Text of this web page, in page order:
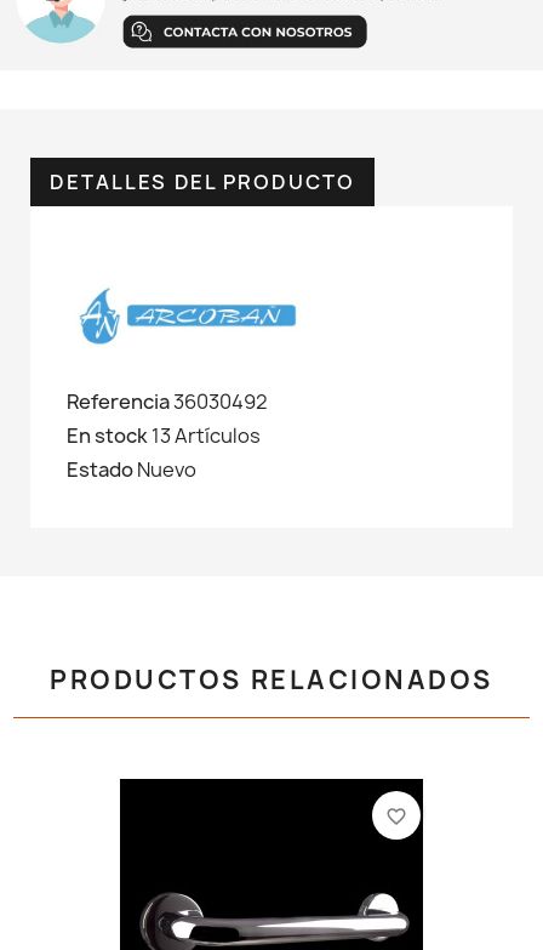
DETALLES DEL PRODUCTO
Referencia36030492
En stock13 Artículos
EstadoNuevo
PRODUCTOS RELACIONADOS
favorite_border